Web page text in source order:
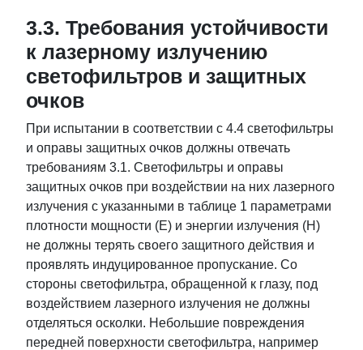
3.3. Требования устойчивости
к лазерному излучению
светофильтров и защитных
очков
При испытании в соответствии с 4.4 светофильтры
и оправы защитных очков должны отвечать
требованиям 3.1. Светофильтры и оправы
защитных очков при воздействии на них лазерного
излучения с указанными в таблице 1 параметрами
плотности мощности (E) и энергии излучения (H)
не должны терять своего защитного действия и
проявлять индуцированное пропускание. Со
стороны светофильтра, обращенной к глазу, под
воздействием лазерного излучения не должны
отделяться осколки. Небольшие повреждения
передней поверхности светофильтра, например